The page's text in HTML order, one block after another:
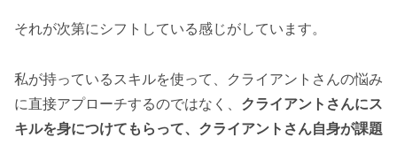
それが次第にシフトしている感じがしています。
私が持っているスキルを使って、クライアントさんの悩み
に直接アプローチするのではなく、 クライアントさんにス
キルを身につけてもらって、クライアントさん自身が課題